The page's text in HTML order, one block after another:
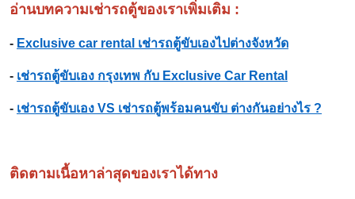
อ่านบทความเช่ารถตู้ของเราเพิ่มเติม :
- Exclusive car rental เช่ารถตู้ขับเองไปต่างจังหวัด
- เช่ารถตู้ขับเอง กรุงเทพ กับ Exclusive Car Rental
- เช่ารถตู้ขับเอง VS เช่ารถตู้พร้อมคนขับ ต่างกันอย่างไร ?
ติดตามเนื้อหาล่าสุดของเราได้ทาง